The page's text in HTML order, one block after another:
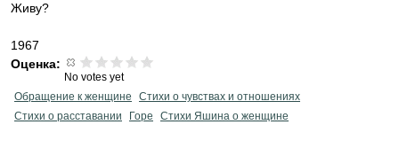
Живу?
1967
Оценка:
No votes yet
Обращение к женщине
Стихи о чувствах и отношениях
Стихи о расставании
Горе Стихи Яшина о женщине